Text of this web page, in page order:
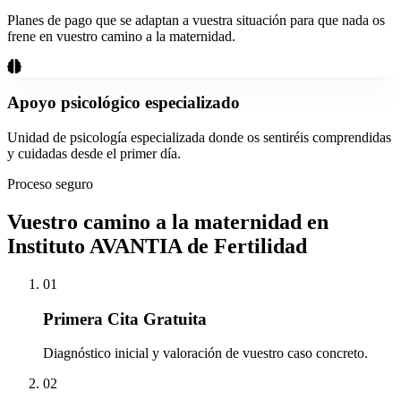
Planes de pago que se adaptan a vuestra situación para que nada os
frene en vuestro camino a la maternidad.
Apoyo psicológico especializado
Unidad de psicología especializada donde os sentiréis comprendidas
y cuidadas desde el primer día.
Proceso seguro
Vuestro camino a la maternidad en
Instituto AVANTIA de Fertilidad
01
Primera Cita Gratuita
Diagnóstico inicial y valoración de vuestro caso concreto.
02